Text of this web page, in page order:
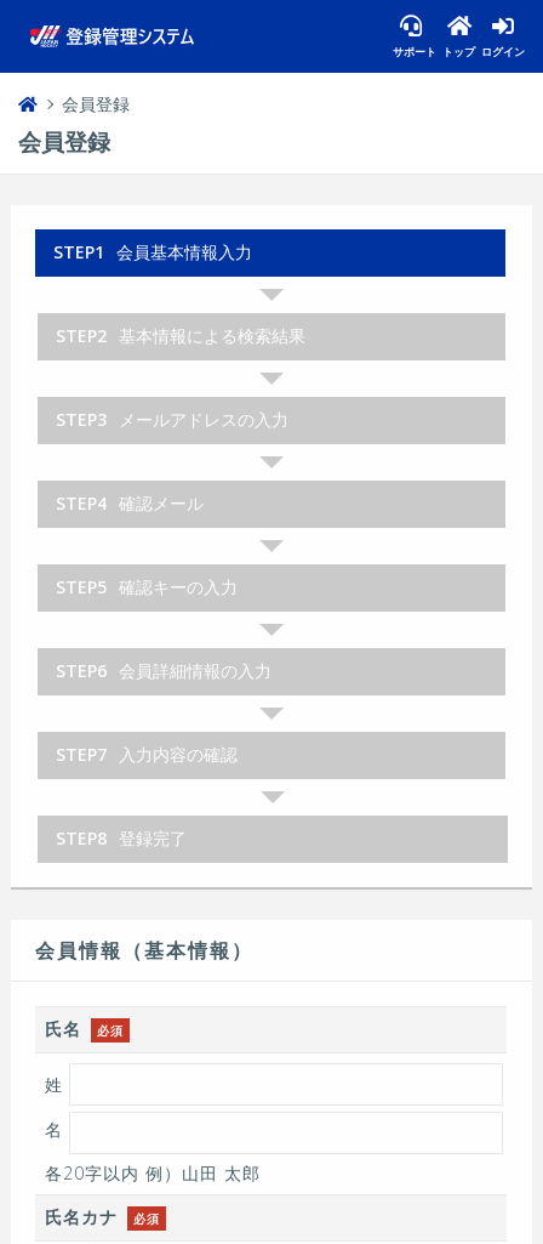
サポート トップ ログイン
会員登録
会員登録
STEP1 会員基本情報入力
STEP2 基本情報による検索結果
STEP3 メールアドレスの入力
STEP4 確認メール
STEP5 確認キーの入力
STEP6 会員詳細情報の入力
STEP7 入力内容の確認
STEP8 登録完了
会員情報（基本情報）
氏名 必須
姓
名
各20字以内 例）山田 太郎
氏名カナ
必須